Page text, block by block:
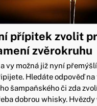
přípitek zvolit
zvěrokruhu
vy možná již nyní
Hledáte odpověď na
šampaňského či zda
dobrou whisky. Hvězdy